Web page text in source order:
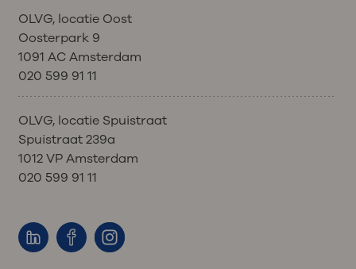
OLVG, locatie Oost
Oosterpark 9
1091 AC Amsterdam
020 599 91 11
OLVG, locatie Spuistraat
Spuistraat 239a
1012 VP Amsterdam
020 599 91 11